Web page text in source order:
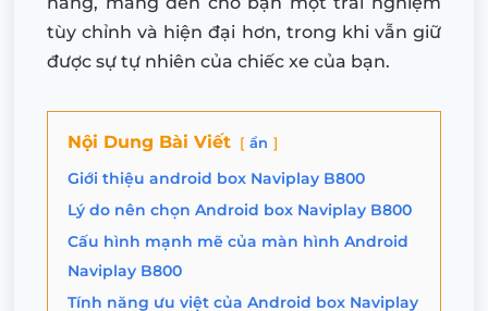
tùy chỉnh và hiện đại hơn, trong khi vẫn giữ
được sự tự nhiên của chiếc xe của bạn.
Nội Dung Bài Viết ẩn
Giới thiệu android box Naviplay B800
Lý do nên chọn Android box Naviplay B800
Cấu hình mạnh mẽ của màn hình Android
Naviplay B800
Tính năng ưu việt của Android box Naviplay